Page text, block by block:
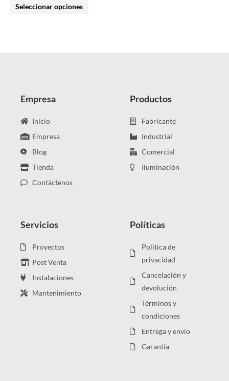
Seleccionar opciones
Empresa
Inicio
Empresa
Blog
Tienda
Contáctenos
Productos
Fabricante
Industrial
Comercial
Iluminación
Servicios
Proyectos
Post Venta
Instalaciones
Mantenimiento
Políticas
Politica de
privacidad
Cancelación y
devolución
Términos y
condiciones
Entrega y envío
Garantía